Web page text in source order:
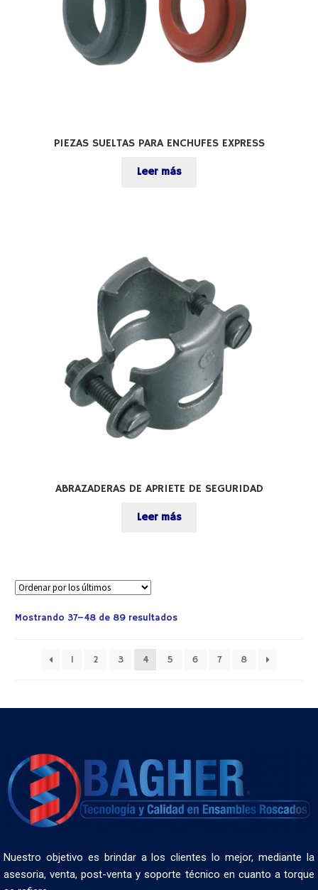
PIEZAS SUELTAS PARA ENCHUFES EXPRESS
Leer más
ABRAZADERAS DE APRIETE DE SEGURIDAD
Leer más
Mostrando 37–48 de 89 resultados
1 2 3 4 5 6 7 8
Nuestro objetivo es brindar a los clientes lo mejor, mediante la
asesoria, venta, post-venta y soporte técnico en cuanto a torque